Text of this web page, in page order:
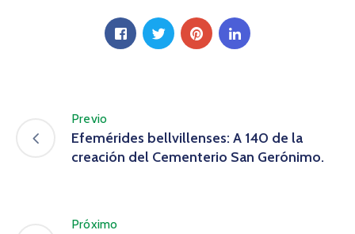
Previo
Efemérides bellvillenses: A 140 de la
creación del Cementerio San Gerónimo.
Próximo